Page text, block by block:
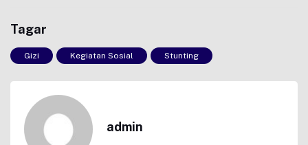
Tagar
Gizi Kegiatan Sosial Stunting
admin